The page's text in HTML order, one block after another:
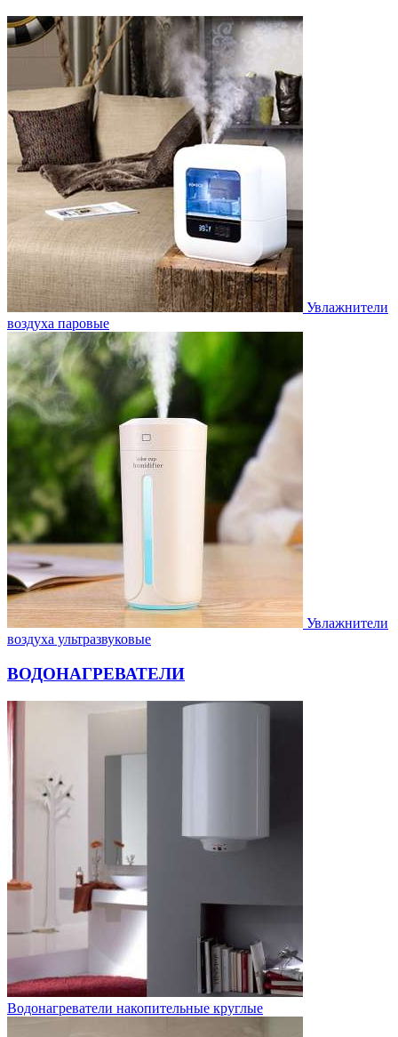
Увлажнители
воздуха паровые
Увлажнители
воздуха ультразвуковые
ВОДОНАГРЕВАТЕЛИ
Водонагреватели накопительные круглые